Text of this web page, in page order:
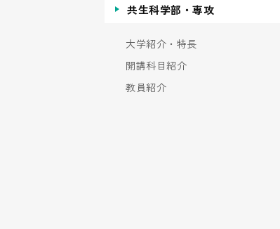
共生科学部・専攻
大学紹介・特長
開講科目紹介
教員紹介